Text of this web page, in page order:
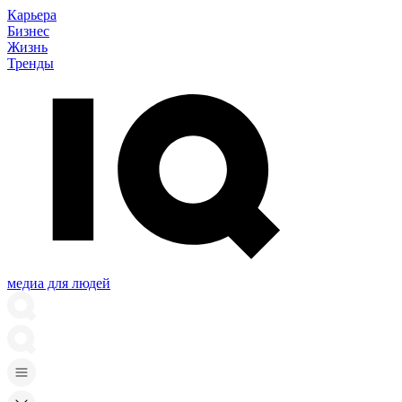
Карьера
Бизнес
Жизнь
Тренды
медиа для людей